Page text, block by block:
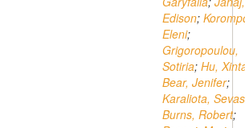
Edison;
Eleni;
Grigoropoulou,
Sotiria; Hu,
Bear, Jenifer;
Karaliota,
Burns, Robert;